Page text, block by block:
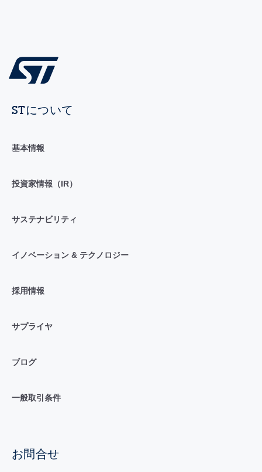
STについて
基本情報
投資家情報（IR）
サステナビリティ
イノベーション & テクノロジー
採用情報
サプライヤ
ブログ
一般取引条件
お問合せ